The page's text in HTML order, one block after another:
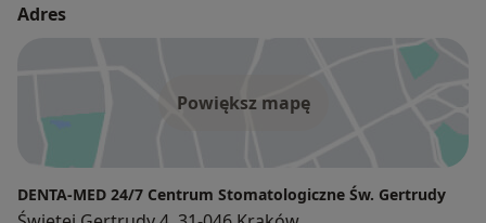
Adres
Powiększ mapę
DENTA-MED 24/7 Centrum Stomatologiczne Św. Gertrudy